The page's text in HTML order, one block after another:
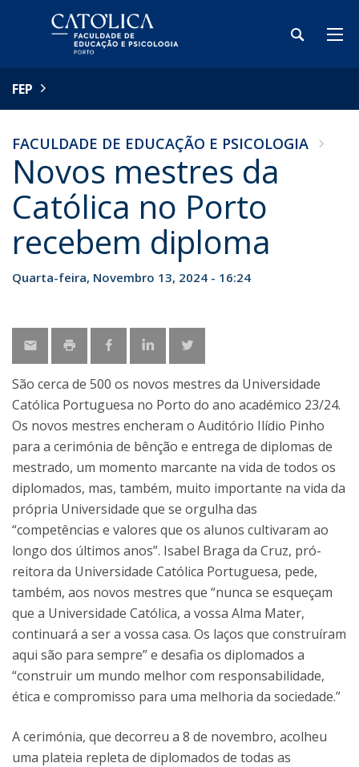
FEP
FACULDADE DE EDUCAÇÃO E PSICOLOGIA
Novos mestres da
Católica no Porto
recebem diploma
Quarta-feira, Novembro 13, 2024 - 16:24
São cerca de 500 os novos mestres da Universidade
Católica Portuguesa no Porto do ano académico 23/24.
Os novos mestres encheram o Auditório Ilídio Pinho
para a cerimónia de bênção e entrega de diplomas de
mestrado, um momento marcante na vida de todos os
diplomados, mas, também, muito importante na vida da
própria Universidade que se orgulha das
“competências e valores que os alunos cultivaram ao
longo dos últimos anos”. Isabel Braga da Cruz, pró-
reitora da Universidade Católica Portuguesa, pede,
também, aos novos mestres que “nunca se esqueçam
que a Universidade Católica, a vossa Alma Mater,
continuará a ser a vossa casa. Os laços que construíram
aqui são para sempre” e desafia os diplomados a
“construir um mundo melhor com responsabilidade,
ética e compromisso para uma melhoria da sociedade.”
A cerimónia, que decorreu a 8 de novembro, acolheu
uma plateia repleta de diplomados de todas as